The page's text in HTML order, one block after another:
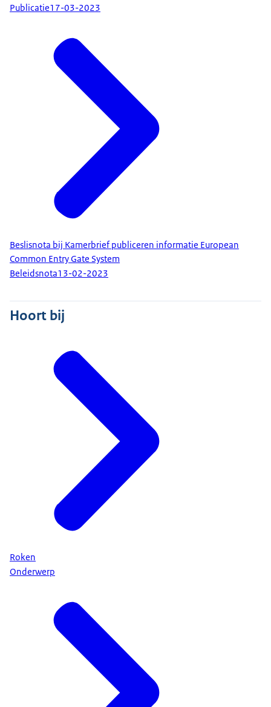
Publicatie17-03-2023
Beslisnota bij Kamerbrief publiceren informatie European
Common Entry Gate System
Beleidsnota13-02-2023
Hoort bij
Roken
Onderwerp